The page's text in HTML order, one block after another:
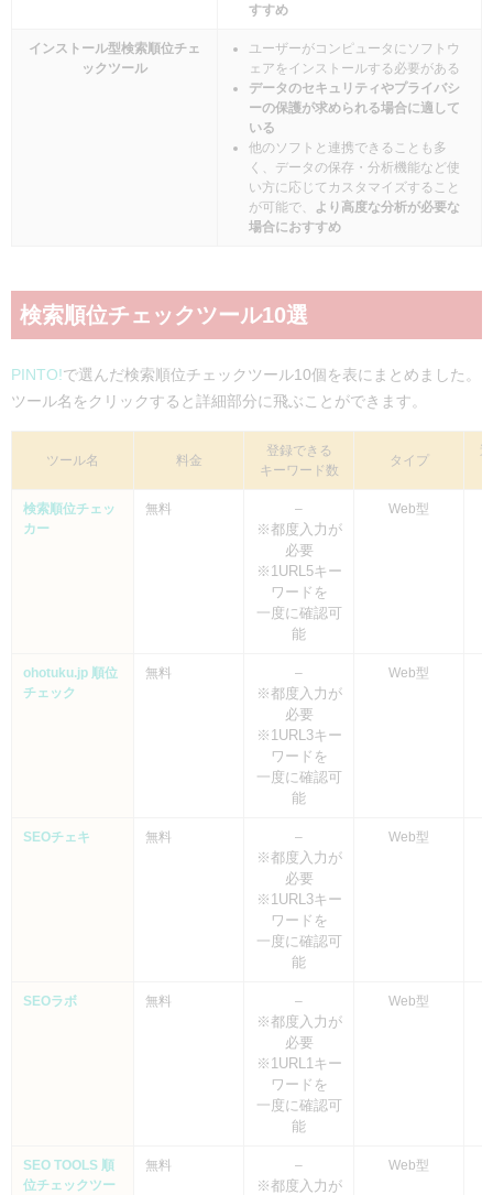
すすめ
インストール型検索順位チェ
ックツール
ユーザーがコンピュータにソフトウ
ェアをインストールする必要がある
データのセキュリティやプライバシ
ーの保護が求められる場合に適して
いる
他のソフトと連携できることも多
く、データの保存・分析機能など使
い方に応じてカスタマイズすること
が可能で、
より高度な分析が必要な
場合におすすめ
検索順位チェックツール10選
PINTO!で選んだ検索順位チェックツール10個を表にまとめました。
ツール名をクリックすると詳細部分に飛ぶことができます。
ツール名 料金
登録できる
キーワード数
タイプ
検索順位チェッ
カー
無料 –
※都度入力が
必要
※1URL5キー
ワードを
一度に確認可
能
Web型
ohotuku.jp 順位
チェック
無料 –
※都度入力が
必要
※1URL3キー
ワードを
一度に確認可
能
Web型
SEOチェキ 無料 –
※都度入力が
必要
※1URL3キー
ワードを
一度に確認可
能
Web型
SEOラボ 無料 –
※都度入力が
必要
※1URL1キー
ワードを
一度に確認可
能
Web型
SEO TOOLS 順
位チェックツー
無料 –
※都度入力が
Web型